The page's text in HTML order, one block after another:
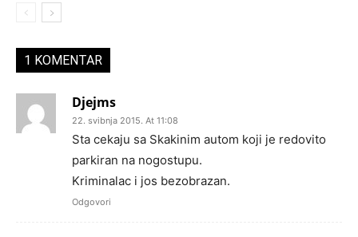
1 KOMENTAR
Djejms
22. svibnja 2015. At 11:08
Sta cekaju sa Skakinim autom koji je redovito
parkiran na nogostupu.
Kriminalac i jos bezobrazan.
Odgovori